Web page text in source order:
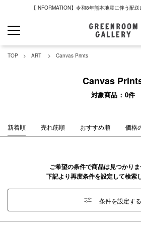
【INFORMATION】令和8年熊本地震に伴う配
TOP ART Canvas Prints
Canvas
対象商品 0件
新着順 売れ筋順 おすすめ順 価格
ご希望の条件で商品は見つかりま
下記より再度条件を設定して検索
条件を設定する